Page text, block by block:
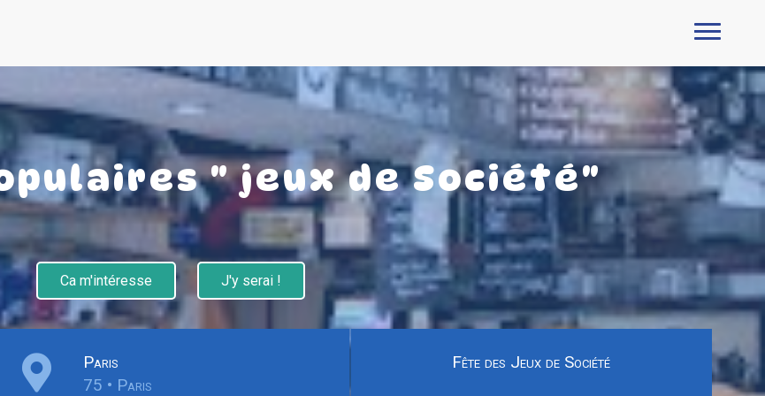
" jeux de Société"
Ca m'intéresse J'y serai !
Paris
75 • Paris
Fête des Jeux de Société